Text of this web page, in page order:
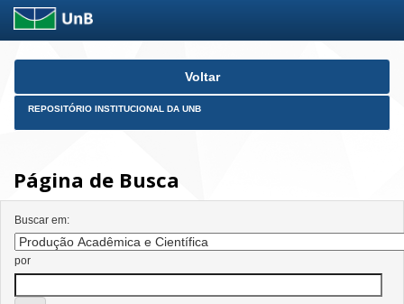
Skip
Voltar
REPOSITÓRIO INSTITUCIONAL DA UNB
Página de Busca
Buscar em:
por